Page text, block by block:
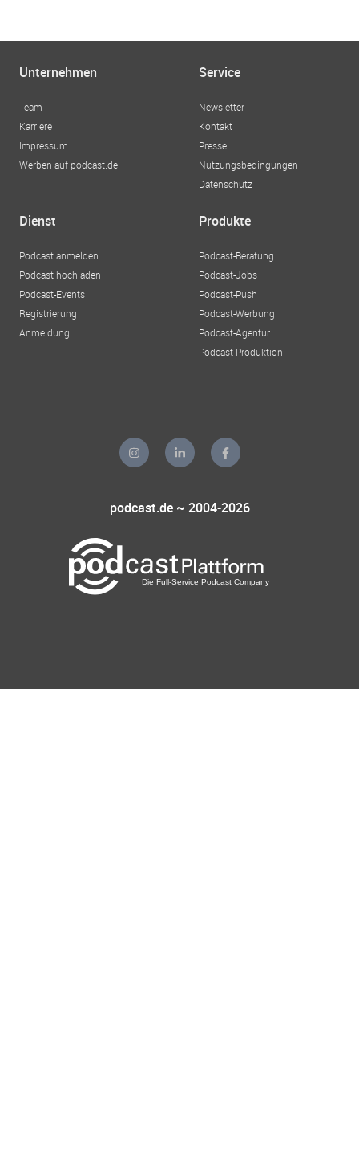
Unternehmen
Team
Karriere
Impressum
Werben auf podcast.de
Service
Newsletter
Kontakt
Presse
Nutzungsbedingungen
Datenschutz
Dienst
Podcast anmelden
Podcast hochladen
Podcast-Events
Registrierung
Anmeldung
Produkte
Podcast-Beratung
Podcast-Jobs
Podcast-Push
Podcast-Werbung
Podcast-Agentur
Podcast-Produktion
podcast.de ~ 2004-2026